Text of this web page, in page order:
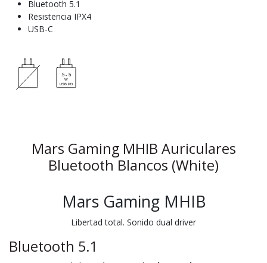
Bluetooth 5.1
Resistencia IPX4
USB-C
Mars Gaming MHIB Auriculares
Bluetooth Blancos (White)
Mars Gaming MHIB
Libertad total. Sonido dual driver
Bluetooth 5.1